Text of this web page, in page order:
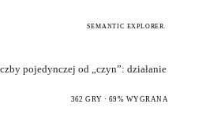
SEMANTIC EXPLORER
pojedynczej od „czyn”: działanie
362 GRY · 69% WYGRANA